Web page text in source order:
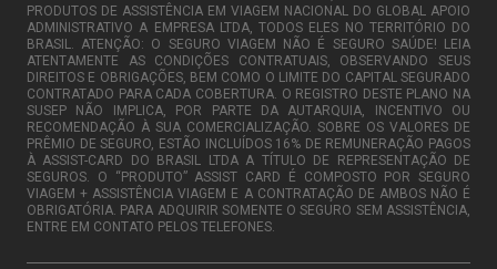
PRODUTOS DE ASSISTÊNCIA EM VIAGEM NACIONAL DO GLOBAL APOIO
ADMINISTRATIVO A EMPRESA LTDA, TODOS ELES NO TERRITÓRIO DO
BRASIL. ATENÇÃO: O SEGURO VIAGEM NÃO É SEGURO SAÚDE! LEIA
ATENTAMENTE AS CONDIÇÕES CONTRATUAIS, OBSERVANDO SEUS
DIREITOS E OBRIGAÇÕES, BEM COMO O LIMITE DO CAPITAL SEGURADO
CONTRATADO PARA CADA COBERTURA. O REGISTRO DESTE PLANO NA
SUSEP NÃO IMPLICA, POR PARTE DA AUTARQUIA, INCENTIVO OU
RECOMENDAÇÃO À SUA COMERCIALIZAÇÃO. SOBRE OS VALORES DE
PRÊMIO DE SEGURO, ESTÃO INCLUÍDOS 16% DE REMUNERAÇÃO PAGOS
À ASSIST-CARD DO BRASIL LTDA A TÍTULO DE REPRESENTAÇÃO DE
SEGUROS. O “PRODUTO” ASSIST CARD É COMPOSTO POR SEGURO
VIAGEM + ASSISTÊNCIA VIAGEM E A CONTRATAÇÃO DE AMBOS NÃO É
OBRIGATÓRIA. PARA ADQUIRIR SOMENTE O SEGURO SEM ASSISTÊNCIA,
ENTRE EM CONTATO PELOS TELEFONES.